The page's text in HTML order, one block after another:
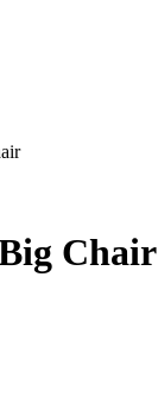
Chair